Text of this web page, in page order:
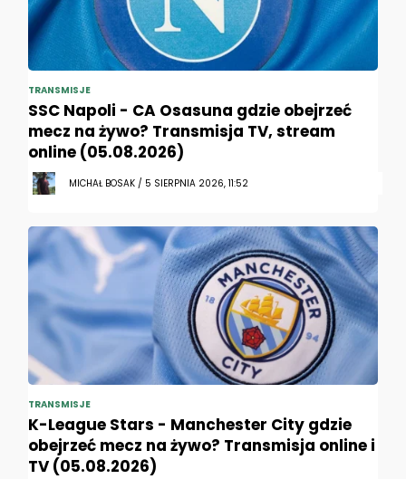
TRANSMISJE
SSC Napoli - CA Osasuna gdzie obejrzeć
mecz na żywo? Transmisja TV, stream
online (05.08.2026)
MICHAŁ BOSAK / 5 SIERPNIA 2026, 11:52
TRANSMISJE
K-League Stars - Manchester City gdzie
obejrzeć mecz na żywo? Transmisja online i
TV (05.08.2026)